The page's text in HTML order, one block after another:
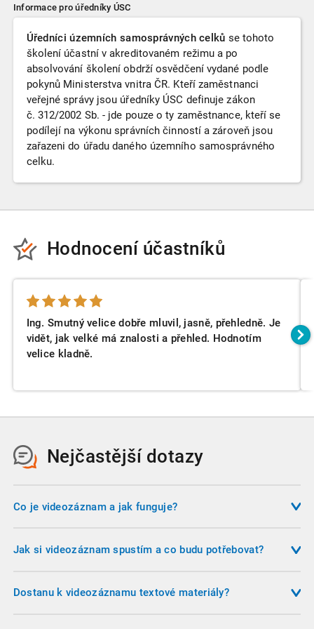
Informace pro úředníky ÚSC
Úředníci územních samosprávných celků se tohoto
školení účastní v akreditovaném režimu a po
absolvování školení obdrží osvědčení vydané podle
pokynů Ministerstva vnitra ČR. Kteří zaměstnanci
veřejné správy jsou úředníky ÚSC definuje zákon
č. 312/2002 Sb. - jde pouze o ty zaměstnance, kteří se
podílejí na výkonu správních činností a zároveň jsou
zařazeni do úřadu daného územního samosprávného
celku.
Hodnocení účastníků
Ing. Smutný velice dobře mluvil, jasně, přehledně. Je
vidět, jak velké má znalosti a přehled. Hodnotím
velice kladně.
Nejčastější dotazy
Co je videozáznam a jak funguje?
svém počítači, tabletu, nebo telefonu. Nemusíte se
můžete pozastavovat, přetáčet a vracet se opakovaně k
Jak si videozáznam spustím a co budu potřebovat?
můžete videozáznam přehrát. Video si spouštíte v
Dostanu k videozáznamu textové materiály?